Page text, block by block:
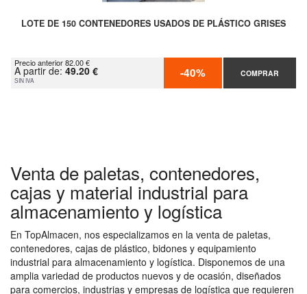
LOTE DE 150 CONTENEDORES USADOS DE PLÁSTICO GRISES
Precio anterior 82.00 €
A partir de: 49.20 €
SIN IVA -40% COMPRAR
Venta de paletas, contenedores,
cajas y material industrial para
almacenamiento y logística
En TopAlmacen, nos especializamos en la venta de paletas,
contenedores, cajas de plástico, bidones y equipamiento
industrial para almacenamiento y logística. Disponemos de una
amplia variedad de productos nuevos y de ocasión, diseñados
para comercios, industrias y empresas de logística que requieren